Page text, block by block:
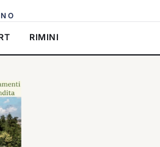
RIMINI